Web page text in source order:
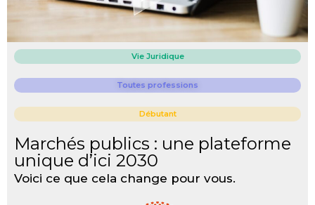
Vie Juridique
Toutes professions
Débutant
Marchés publics : une plateforme
unique d’ici 2030
Voici ce que cela change pour vous.